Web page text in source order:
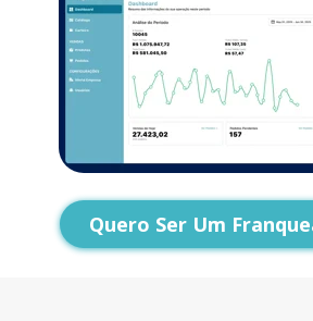
Quero Ser Um